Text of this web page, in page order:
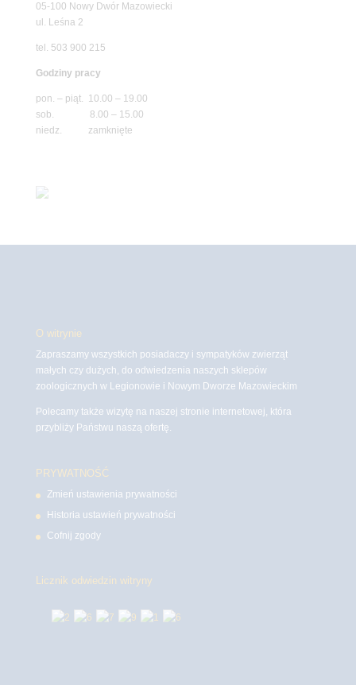
05-100 Nowy Dwór Mazowiecki
ul. Leśna 2
tel. 503 900 215
Godziny pracy
pon. – piąt. 10.00 – 19.00
sob. 8.00 – 15.00
niedz. zamknięte
O witrynie
Zapraszamy wszystkich posiadaczy i sympatyków zwierząt
małych czy dużych, do odwiedzenia naszych sklepów
zoologicznych w Legionowie i Nowym Dworze Mazowieckim
Polecamy także wizytę na naszej stronie internetowej, która
przybliży Państwu naszą ofertę.
PRYWATNOŚĆ
Zmień ustawienia prywatności
Historia ustawień prywatności
Cofnij zgody
Licznik odwiedzin witryny